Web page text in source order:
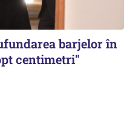
barjelor în
centimetri"